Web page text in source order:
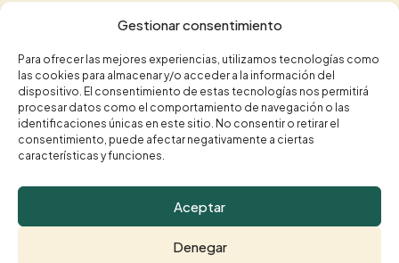
Gestionar consentimiento
Para ofrecer las mejores experiencias, utilizamos tecnologías como
las cookies para almacenar y/o acceder a la información del
dispositivo. El consentimiento de estas tecnologías nos permitirá
procesar datos como el comportamiento de navegación o las
identificaciones únicas en este sitio. No consentir o retirar el
consentimiento, puede afectar negativamente a ciertas
características y funciones.
Aceptar
Denegar
Información de envío
Contacto
 +34 963 75 20 40  +34 615 35 50 96
 contacto@vendival.com